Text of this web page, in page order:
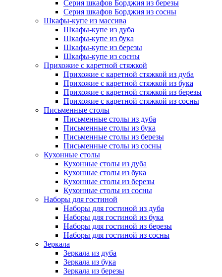
Серия шкафов Борджия из березы
Серия шкафов Борджия из сосны
Шкафы-купе из массива
Шкафы-купе из дуба
Шкафы-купе из бука
Шкафы-купе из березы
Шкафы-купе из сосны
Прихожие с каретной стяжкой
Прихожие с каретной стяжкой из дуба
Прихожие с каретной стяжкой из бука
Прихожие с каретной стяжкой из березы
Прихожие с каретной стяжкой из сосны
Письменные столы
Письменные столы из дуба
Письменные столы из бука
Письменные столы из березы
Письменные столы из сосны
Кухонные столы
Кухонные столы из дуба
Кухонные столы из бука
Кухонные столы из березы
Кухонные столы из сосны
Наборы для гостиной
Наборы для гостиной из дуба
Наборы для гостиной из бука
Наборы для гостиной из березы
Наборы для гостиной из сосны
Зеркала
Зеркала из дуба
Зеркала из бука
Зеркала из березы